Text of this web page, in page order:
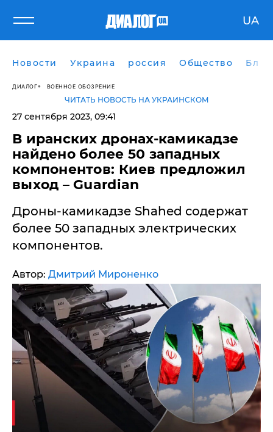
UA
Новости Украина россия Общество
ДИАЛОГ ВОЕННОЕ ОБОЗРЕНИЕ
ЧИТАТЬ НОВОСТЬ НА УКРАИНСКОМ
27 сентября 2023, 09:41
​В иранских дронах-камикадзе
найдено более 50 западных
компонентов: Киев предложил
выход – Guardian
Дроны-камикадзе Shahed содержат
более 50 западных электрических
компонентов.
Автор: Дмитрий Мироненко